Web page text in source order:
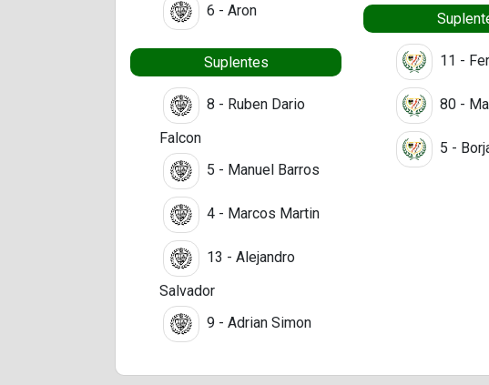
6 - Aron
Suplentes
8 - Ruben Dario
Falcon
5 - Manuel Barros
4 - Marcos Martin
13 - Alejandro
Salvador
9 - Adrian Simon
11 -
80 -
5 -